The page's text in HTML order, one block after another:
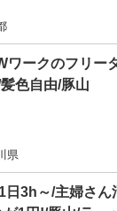
ワークのフリー
色自由/豚山
県
日3h～/主婦さ